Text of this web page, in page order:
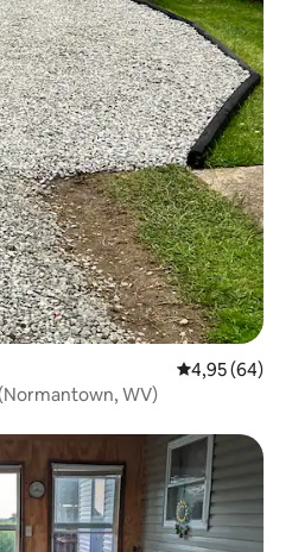
Vlerësimi
4,95 (64)
WV)